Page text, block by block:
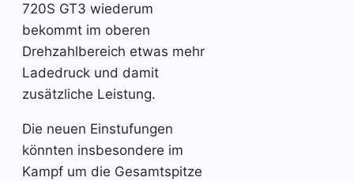
720S GT3 wiederum
bekommt im oberen
Drehzahlbereich etwas mehr
Ladedruck und damit
zusätzliche Leistung.
Die neuen Einstufungen
könnten insbesondere im
Kampf um die Gesamtspitze